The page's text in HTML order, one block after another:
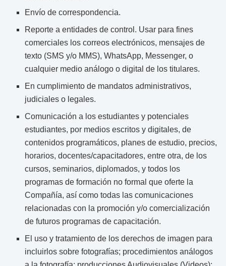
Envío de correspondencia.
Reporte a entidades de control. Usar para fines
comerciales los correos electrónicos, mensajes de
texto (SMS y/o MMS), WhatsApp, Messenger, o
cualquier medio análogo o digital de los titulares.
En cumplimiento de mandatos administrativos,
judiciales o legales.
Comunicación a los estudiantes y potenciales
estudiantes, por medios escritos y digitales, de
contenidos programáticos, planes de estudio, precios,
horarios, docentes/capacitadores, entre otra, de los
cursos, seminarios, diplomados, y todos los
programas de formación no formal que oferte la
Compañía, así como todas las comunicaciones
relacionadas con la promoción y/o comercialización
de futuros programas de capacitación.
El uso y tratamiento de los derechos de imagen para
incluirlos sobre fotografías; procedimientos análogos